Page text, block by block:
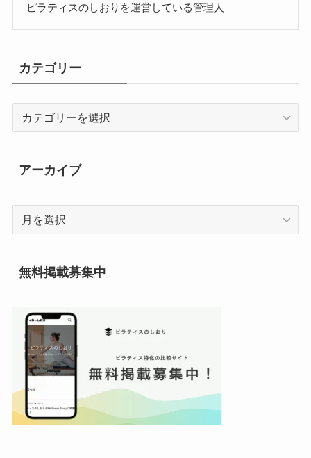
ピラティスのしおりを運営している管理人
カテゴリー
リ
ー
アーカイブ
イ
ブ
無料掲載募集中